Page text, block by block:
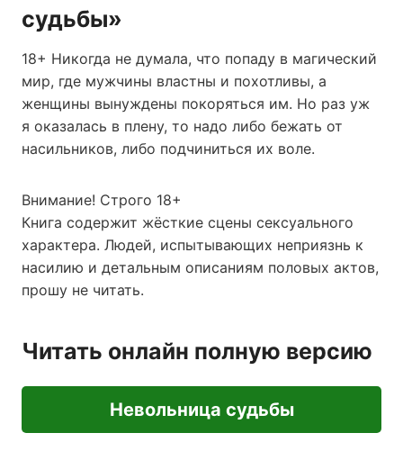
судьбы»
18+ Никогда не думала, что попаду в магический
мир, где мужчины властны и похотливы, а
женщины вынуждены покоряться им. Но раз уж
я оказалась в плену, то надо либо бежать от
насильников, либо подчиниться их воле.
Внимание! Строго 18+
Книга содержит жёсткие сцены сексуального
характера. Людей, испытывающих неприязнь к
насилию и детальным описаниям половых актов,
прошу не читать.
Читать онлайн полную версию
Невольница судьбы